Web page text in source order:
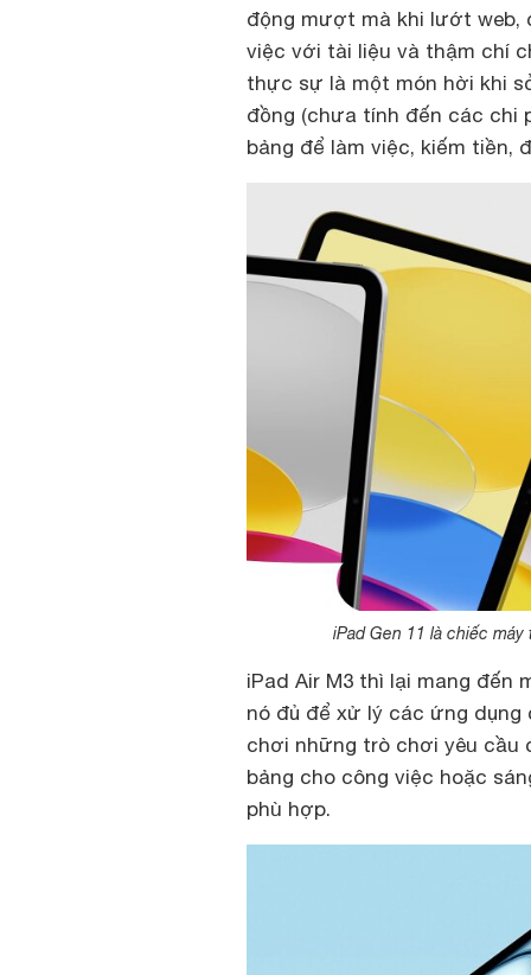
động mượt mà khi lướt web,
việc với tài liệu và thậm chí
thực sự là một món hời khi
đồng (chưa tính đến các chi
bảng để làm việc, kiếm tiền,
iPad Gen 11 là chiếc
iPad Air M3 thì lại mang đến
nó đủ để xử lý các ứng dụng
chơi những trò chơi yêu cầu
bảng cho công việc hoặc
phù hợp.